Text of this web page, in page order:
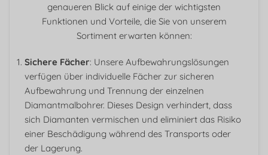
genaueren Blick auf einige der wichtigsten
Funktionen und Vorteile, die Sie von unserem
Sortiment erwarten können:
Sichere Fächer: Unsere Aufbewahrungslösungen
verfügen über individuelle Fächer zur sicheren
Aufbewahrung und Trennung der einzelnen
Diamantmalbohrer. Dieses Design verhindert, dass
sich Diamanten vermischen und eliminiert das Risiko
einer Beschädigung während des Transports oder
der Lagerung.